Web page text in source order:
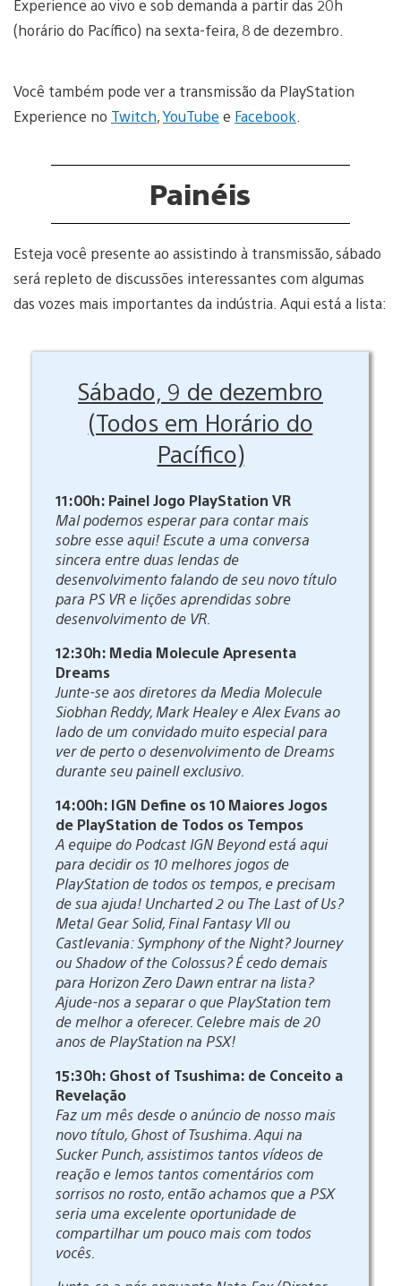
Experience ao vivo e sob demanda a partir das 20h
(horário do Pacífico) na sexta-feira, 8 de dezembro.
Você também pode ver a transmissão da PlayStation
Experience no Twitch,YouTube e Facebook
Painéis
Esteja você presente ao assistindo à transmissão, sábado
será repleto de discussões interessantes com algumas
das vozes mais importantes da indústria. Aqui está a lista:
Sábado, 9 de dezembro
(Todos em Horário do
Pacífico)
11:00h: Painel Jogo PlayStation VR
Mal podemos esperar para contar mais
sobre esse aqui! Escute a uma conversa
sincera entre duas lendas de
desenvolvimento falando de seu novo título
para PS VR e lições aprendidas sobre
desenvolvimento de VR.
12:30h: Media Molecule Apresenta
Dreams
Junte-se aos diretores da Media Molecule
Siobhan Reddy, Mark Healey e Alex Evans ao
lado de um convidado muito especial para
ver de perto o desenvolvimento de Dreams
durante seu painell exclusivo.
14:00h: IGN Define os 10 Maiores Jogos
de PlayStation de Todos os Tempos
A equipe do Podcast IGN Beyond está aqui
para decidir os 10 melhores jogos de
PlayStation de todos os tempos, e precisam
de sua ajuda! Uncharted 2 ou The Last of Us?
Metal Gear Solid, Final Fantasy VII ou
Castlevania: Symphony of the Night? Journey
ou Shadow of the Colossus? É cedo demais
para Horizon Zero Dawn entrar na lista?
Ajude-nos a separar o que PlayStation tem
de melhor a oferecer. Celebre mais de 20
anos de PlayStation na PSX!
15:30h: Ghost of Tsushima: de Conceito a
Revelação
Faz um mês desde o anúncio de nosso mais
novo título, Ghost of Tsushima. Aqui na
Sucker Punch, assistimos tantos vídeos de
reação e lemos tantos comentários com
sorrisos no rosto, então achamos que a PSX
seria uma excelente oportunidade de
compartilhar um pouco mais com todos
vocês.